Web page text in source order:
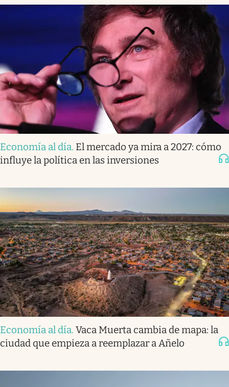
Economía al día. El mercado ya mira a 2027: cómo
influye la política en las inversiones
Economía al día. Vaca Muerta cambia de mapa: la
ciudad que empieza a reemplazar a Añelo